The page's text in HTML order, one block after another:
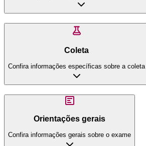
Coleta
Confira informações específicas sobre a coleta
Orientações gerais
Confira informações gerais sobre o exame